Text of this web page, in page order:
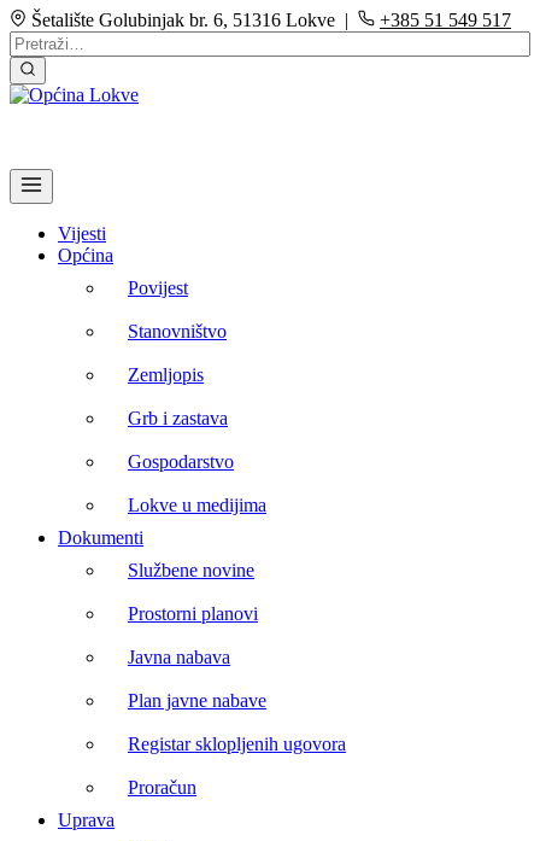
Šetalište Golubinjak br. 6, 51316 Lokve | +385 51 549 517
Vijesti
Općina
Povijest
Stanovništvo
Zemljopis
Grb i zastava
Gospodarstvo
Lokve u medijima
Dokumenti
Službene novine
Prostorni planovi
Javna nabava
Plan javne nabave
Registar sklopljenih ugovora
Proračun
Uprava